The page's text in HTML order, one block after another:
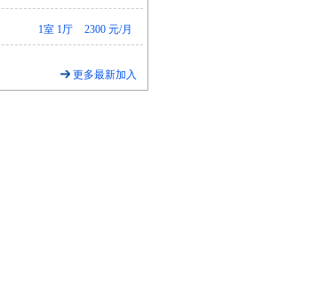
1室 1厅 2300 元/月
更多最新加入